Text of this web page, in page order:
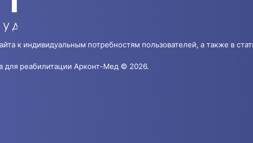
к индивидуальным потребностям пользователей, а также в
для реабилитации Арконт-Мед © 2026.